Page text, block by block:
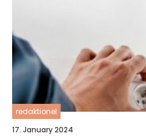
redaktionel
17. January 2024